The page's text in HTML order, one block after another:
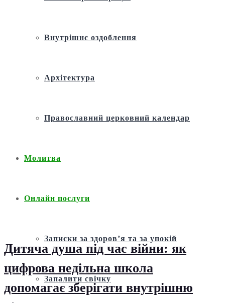
Внутрішнє оздоблення
Архітектура
Православний церковний календар
Молитва
Онлайн послуги
Записки за здоров’я та за упокій
Запалити свічку
Дитяча душа під час війни: як
цифрова недільна школа
допомагає зберігати внутрішню